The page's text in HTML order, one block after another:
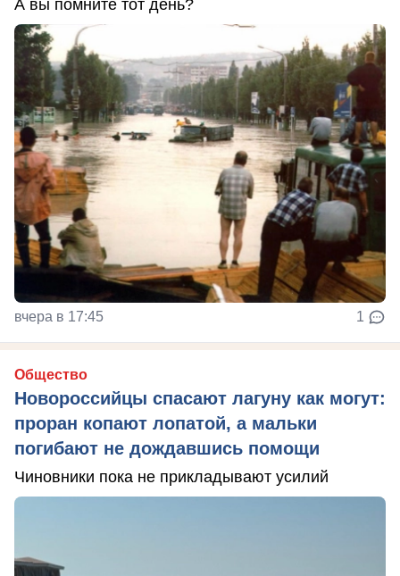
А вы помните тот день?
вчера в 17:45 1
Общество
Новороссийцы спасают лагуну как могут:
проран копают лопатой, а мальки
погибают не дождавшись помощи
Чиновники пока не прикладывают усилий